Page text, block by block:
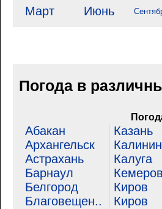
Март Июнь
Погода в
Абакан
Архангельск
Астрахань
Барнаул
Белгород
Благовещен..
Казань
Калуга
Киров
Киров